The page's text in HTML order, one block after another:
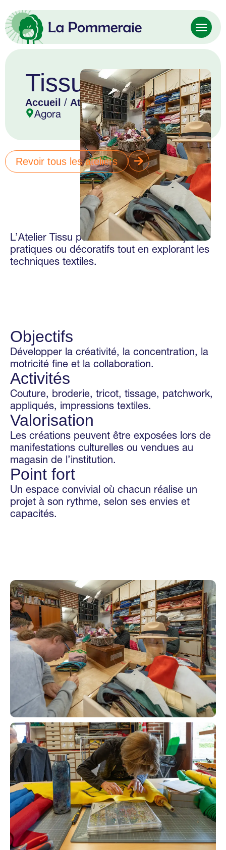
Tissu
Accueil / Atelier/ Tissu
Agora
Revoir tous les ateliers
L’Atelier Tissu permet de créer des objets
pratiques ou décoratifs tout en explorant les
techniques textiles.
Objectifs
Développer la créativité, la concentration, la
motricité fine et la collaboration.
Activités
Couture, broderie, tricot, tissage, patchwork,
appliqués, impressions textiles.
Valorisation
Les créations peuvent être exposées lors de
manifestations culturelles ou vendues au
magasin de l’institution.
Point fort
Un espace convivial où chacun réalise un
projet à son rythme, selon ses envies et
capacités.